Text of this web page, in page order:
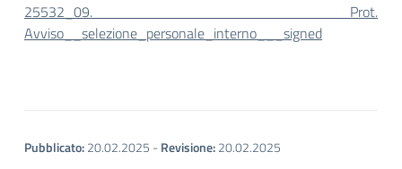
25532_09. Prot.
Avviso__selezione_personale_interno___signed
Pubblicato:20.02.2025 -Revisione:20.02.2025